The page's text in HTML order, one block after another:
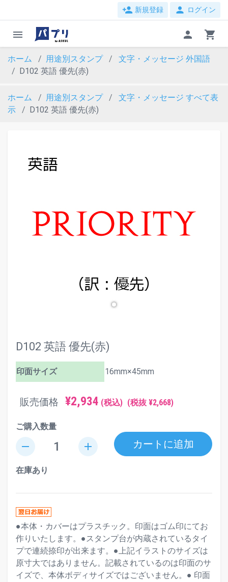
person_add 新規登録 person ログイン
menu person shopping_cart
ホーム 用途別スタンプ 文字・メッセージ 外国語
D102 英語 優先(赤)
ホーム 用途別スタンプ 文字・メッセージ すべて表
示
D102 英語 優先(赤)
D102 英語 優先(赤)
印面サイズ 16mm×45mm
販売価格 ¥2,934 (税込) (税抜 ¥2,668)
ご購入数量
remove add カートに追加
在庫あり
●本体・カバーはプラスチック。印面はゴム印にてお
作りいたします。●スタンプ台が内蔵されているタイ
プで連続捺印が出来ます。●上記イラストのサイズは
原寸大ではありません。記載されているのは印面のサ
イズで、本体ボディサイズではございません。● 印面